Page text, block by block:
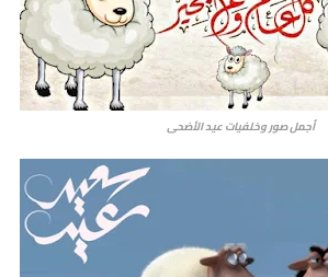
أجمل صور وخلفيات عيد الأضحى